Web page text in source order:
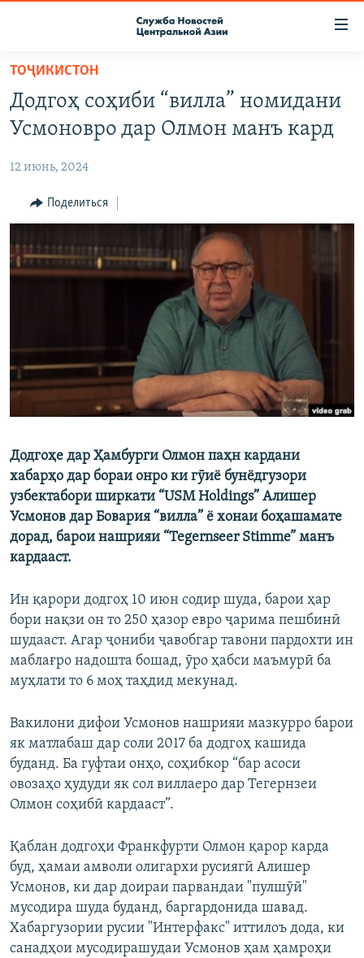
Вернуться
основному
содержанию
навигации
Вернутся
поиску
ПОДПИСКА
RFE/RL ДИРЕКТ
НАСТОЯЩЕЕ ВРЕМЯ
ТОҶИКИСТОН
Додгоҳ соҳиби “вилла” номидани
Усмоновро дар Олмон манъ кард
12 июнь, 2024
Поделиться
Додгоҳе дар Ҳамбурги Олмон паҳн кардани
хабарҳо дар бораи онро ки гӯиё бунёдгузори
узбектабори ширкати “USM Holdings” Алишер
Усмонов дар Бовария “вилла” ё хонаи боҳашамате
дорад, барои нашрияи “Tegernseer Stimme” манъ
кардааст.
Ин қарори додгоҳ 10 июн содир шуда, барои ҳар
бори нақзи он то 250 ҳазор евро ҷарима пешбинӣ
шудааст. Агар ҷониби ҷавобгар тавони пардохти ин
маблағро надошта бошад, ӯро ҳабси маъмурӣ ба
муҳлати то 6 моҳ таҳдид мекунад.
Вакилони дифои Усмонов нашрияи мазкурро барои
як матлабаш дар соли 2017 ба додгоҳ кашида
буданд. Ба гуфтаи онҳо, соҳибкор “бар асоси
овозаҳо ҳудуди як сол виллаеро дар Тегернзеи
Олмон соҳибӣ кардааст”.
Қаблан додгоҳи Франкфурти Олмон қарор карда
буд, ҳамаи амволи олигархи русиягӣ Алишер
Усмонов, ки дар доираи парвандаи "пулшӯӣ"
мусодира шуда буданд, баргардонида шавад.
Хабаргузории русии "Интерфакс" иттилоъ дода, ки
санадҳои мусодирашудаи Усмонов ҳам ҳамроҳи